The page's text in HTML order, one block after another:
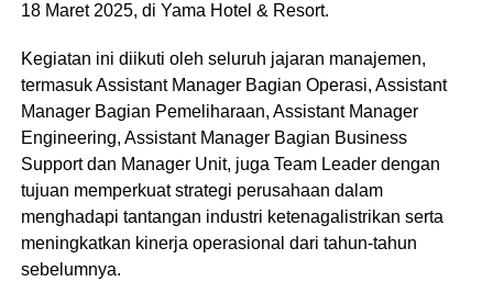
18 Maret 2025, di Yama Hotel & Resort.
Kegiatan ini diikuti oleh seluruh jajaran manajemen,
termasuk Assistant Manager Bagian Operasi, Assistant
Manager Bagian Pemeliharaan, Assistant Manager
Engineering, Assistant Manager Bagian Business
Support dan Manager Unit, juga Team Leader dengan
tujuan memperkuat strategi perusahaan dalam
menghadapi tantangan industri ketenagalistrikan serta
meningkatkan kinerja operasional dari tahun-tahun
sebelumnya.